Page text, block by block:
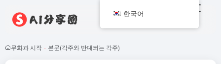
무화과 시작 - 본문(각주와 반대되는 각주)
한국어